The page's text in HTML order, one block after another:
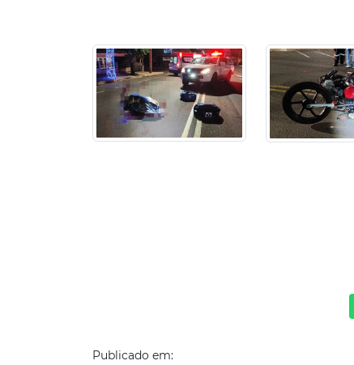
Publicado em: